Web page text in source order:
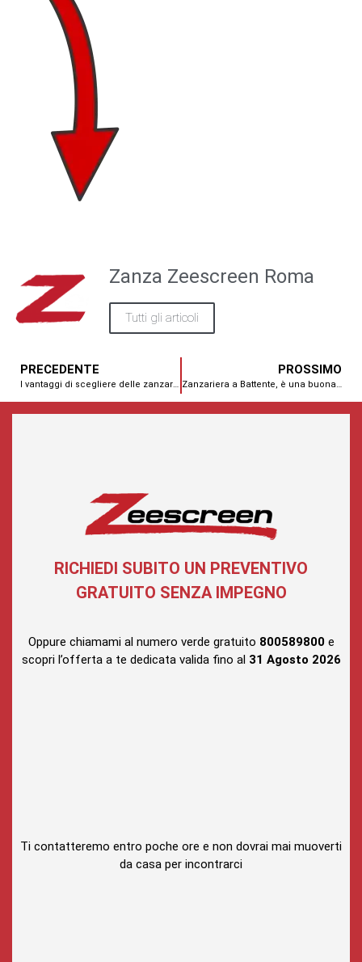
Zanza Zeescreen Roma
Tutti gli articoli
PRECEDENTE
I vantaggi di scegliere delle zanzariere su misura
PROSSIMO
Zanzariera a Battente, è una buona scelta?
RICHIEDI SUBITO UN PREVENTIVO
GRATUITO SENZA IMPEGNO
Oppure chiamami al numero verde gratuito 800589800 e
scopri l’offerta a te dedicata valida fino al 31 Agosto 2026
Ti contatteremo entro poche ore e non dovrai mai muoverti
da casa per incontrarci